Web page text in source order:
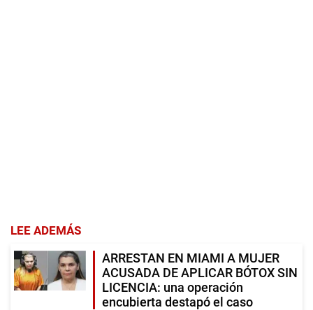
LEE ADEMÁS
ARRESTAN EN MIAMI A MUJER
ACUSADA DE APLICAR BÓTOX SIN
LICENCIA: una operación
encubierta destapó el caso